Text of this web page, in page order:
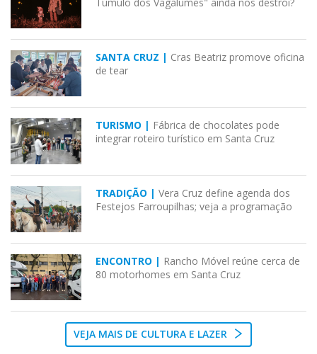
Túmulo dos Vagalumes" ainda nos destrói?
SANTA CRUZ | Cras Beatriz promove oficina
de tear
TURISMO | Fábrica de chocolates pode
integrar roteiro turístico em Santa Cruz
TRADIÇÃO | Vera Cruz define agenda dos
Festejos Farroupilhas; veja a programação
ENCONTRO | Rancho Móvel reúne cerca de
80 motorhomes em Santa Cruz
VEJA MAIS DE CULTURA E LAZER